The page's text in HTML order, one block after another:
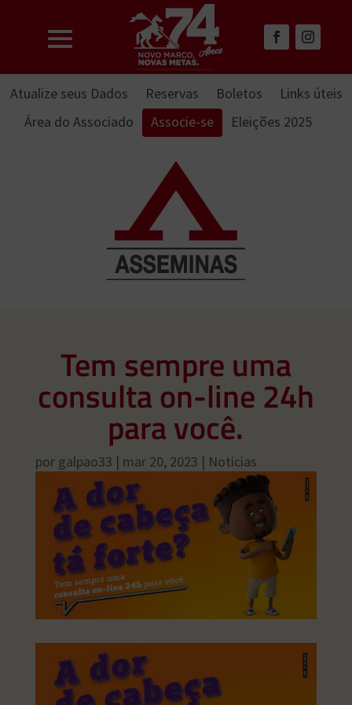
Atualize seus Dados Reservas Boletos
Links úteis
Área do Associado
Associe-se Eleições 2025
Tem sempre uma
consulta on-line 24h
para você.
por galpao33 | mar 20, 2023 | Noticias